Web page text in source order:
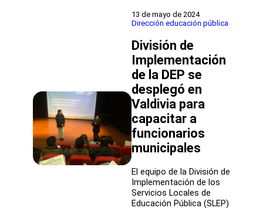
desafíos
en
Implementación
los
SLEP
13 de mayo de 2024
Dirección educación pública
División de
Implementación
de la DEP se
desplegó en
Valdivia para
capacitar a
funcionarios
municipales
El equipo de la División de
Implementación de los
Servicios Locales de
Educación Pública (SLEP)